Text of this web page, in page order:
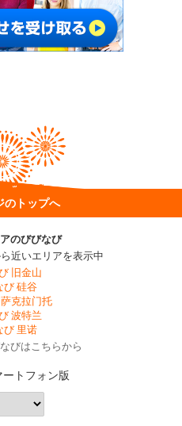
のトップへ
のびびなび
近いエリアを表示中
旧金山
び 硅谷
克拉门托
波特兰
び 里诺
びはこちらから
ートフォン版